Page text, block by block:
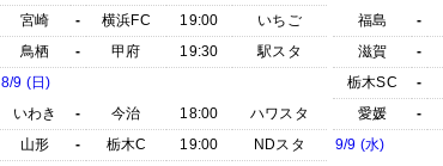
宮崎
- 横浜FC 19:00
いちご
鳥栖
- 甲府 19:30
駅スタ
8/9 (日)
いわき
- 今治 18:00
ハワスタ
山形
- 栃木C 19:00 NDスタ
福島
-
滋賀
-
栃木SC
-
愛媛
-
9/9 (水)